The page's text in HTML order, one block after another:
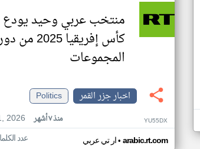
منتخب عربي وحيد يودع
كأس إفريقيا 2025
المجموعات
اخبار جزر القمر
Politics
2026
منذ ٧ أشهر YU55DX
ار تي عربي• arabic.rt.com عدد